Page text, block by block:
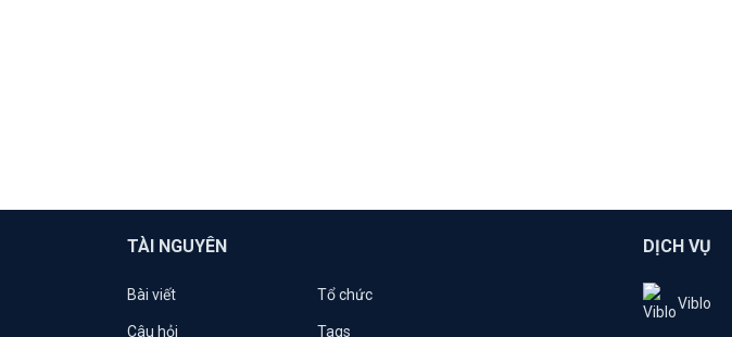
TÀI NGUYÊN
Bài viết Tổ chức
Câu hỏi Tags
DỊCH VỤ
Viblo